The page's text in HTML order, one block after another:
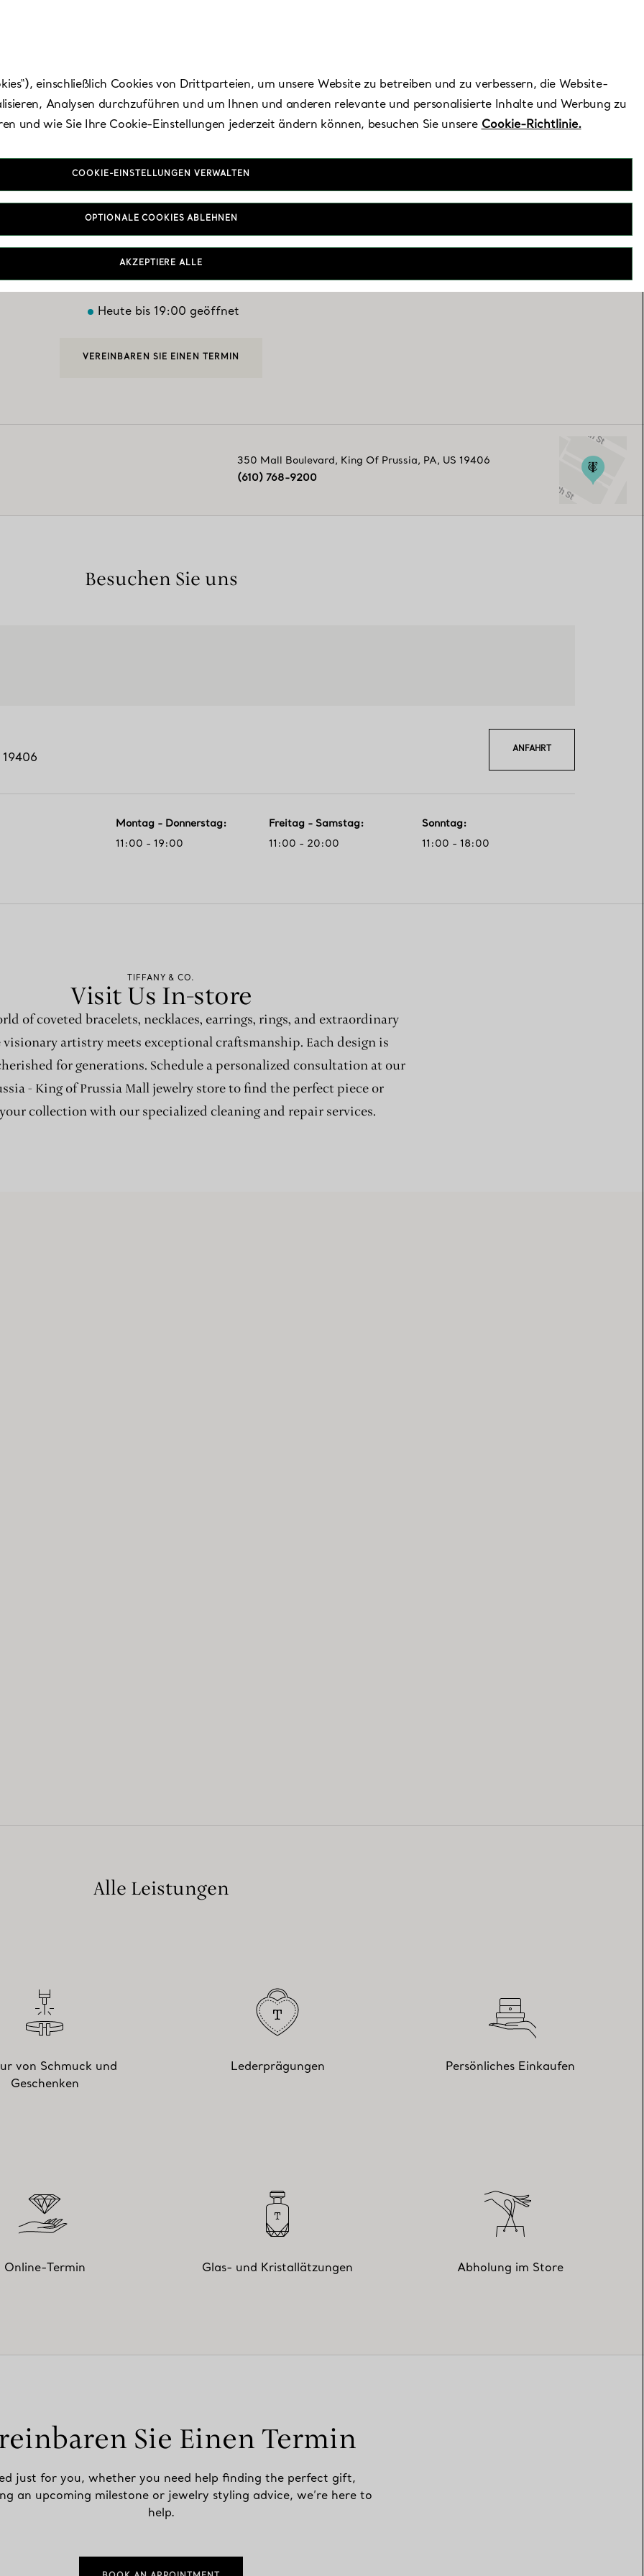
of Prussia - King of
Prussia Mall
Heute bis 19:00 geöffnet
VEREINBAREN SIE EINEN TERMIN
350 Mall Boulevard, King Of Prussia, PA, US 19406
(610) 768-9200
Besuchen Sie uns
19406
ANFAHRT
Montag - Donnerstag:
11:00 - 19:00
Freitag - Samstag:
11:00 - 20:00
Sonntag:
11:00 - 18:00
TIFFANY & CO.
Visit Us In-store
of coveted bracelets, necklaces, earrings, rings, and extraordinary
visionary artistry meets exceptional craftsmanship. Each design is
for generations. Schedule a personalized consultation at our
- King of Prussia Mall jewelry store to find the perfect piece or
collection with our specialized cleaning and repair services.
Alle Leistungen
von Schmuck und
Geschenken
Lederprägungen Persönliches Einkaufen
Online-Termin Glas- und Kristallätzungen Abholung im Store
Sie Einen Termin
just for you, whether you need help finding the perfect gift,
an upcoming milestone or jewelry styling advice, we’re here to
help.
einschließlich Cookies von Drittparteien, um unsere Website zu betreiben und zu verbessern, die Website-
Analysen durchzuführen und um Ihnen und anderen relevante und personalisierte Inhalte und Werbung zu
und wie Sie Ihre Cookie-Einstellungen jederzeit ändern können, besuchen Sie unsere Cookie-Richtlinie.
COOKIE-EINSTELLUNGEN VERWALTEN
OPTIONALE COOKIES ABLEHNEN
AKZEPTIERE ALLE